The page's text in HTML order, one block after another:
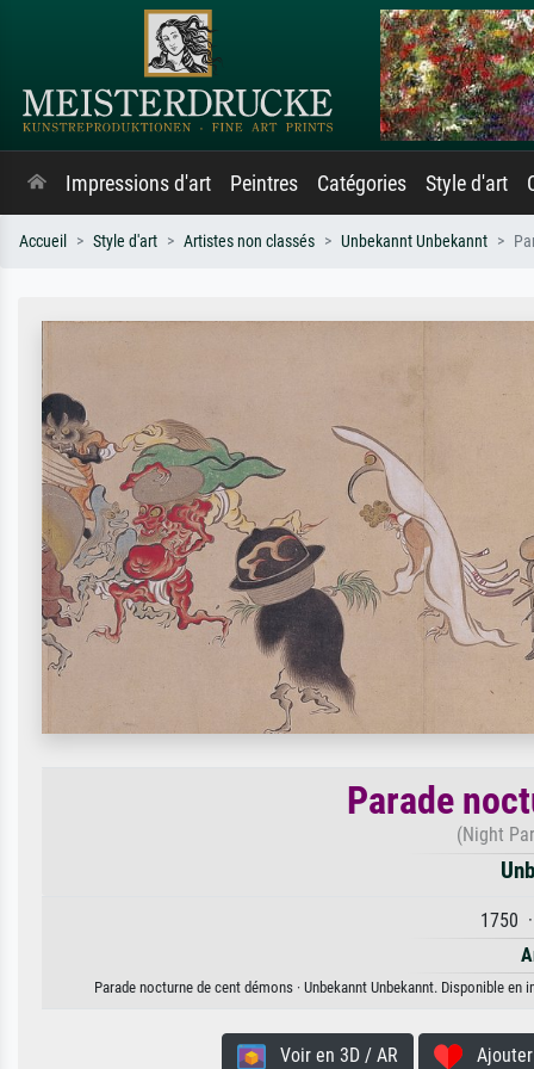
Impressions d'art Peintres Catégories Style d'art
Accueil Style d'art Artistes non classés Unbekannt Unbekannt
Parade
(Night
1750
Parade nocturne de cent démons · Unbekannt Unbekannt. Disponible
Voir en 3D / AR